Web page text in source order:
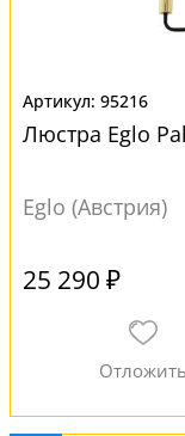
95216
Люстра Eglo
Eglo (Австрия)
25 290 ₽